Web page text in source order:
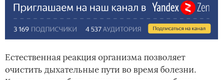
Естественная реакция организма позволяет
очистить дыхательные пути во время болезни.